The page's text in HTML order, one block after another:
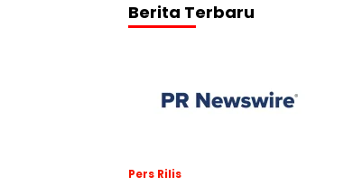
Berita Terbaru
Pers Rilis